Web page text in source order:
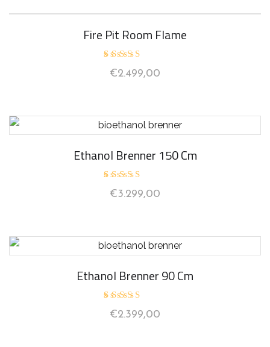
Fire Pit Room Flame
Bewertet
mit
€2.499,00
Ethanol Brenner 150 Cm
Bewertet
mit
€3.299,00
Ethanol Brenner 90 Cm
Bewertet
mit
€2.399,00